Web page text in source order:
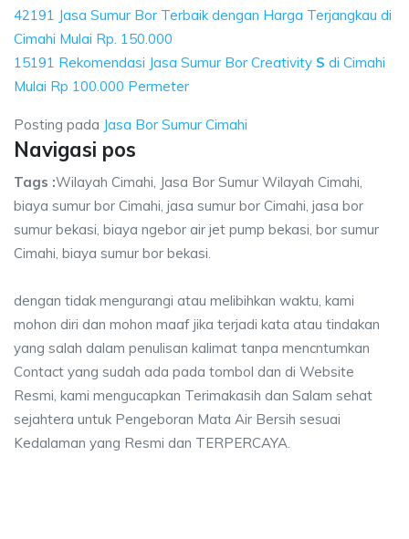
42191 Jasa Sumur Bor Terbaik dengan Harga Terjangkau di
Cimahi Mulai Rp. 150.000
15191 Rekomendasi Jasa Sumur Bor Creativity S di Cimahi
Mulai Rp 100.000 Permeter
Posting pada Jasa Bor Sumur Cimahi
Navigasi pos
Tags :Wilayah Cimahi, Jasa Bor Sumur Wilayah Cimahi,
biaya sumur bor Cimahi, jasa sumur bor Cimahi, jasa bor
sumur bekasi, biaya ngebor air jet pump bekasi, bor sumur
Cimahi, biaya sumur bor bekasi.
dengan tidak mengurangi atau melibihkan waktu, kami
mohon diri dan mohon maaf jika terjadi kata atau tindakan
yang salah dalam penulisan kalimat tanpa mencntumkan
Contact yang sudah ada pada tombol dan di Website
Resmi, kami mengucapkan Terimakasih dan Salam sehat
sejahtera untuk Pengeboran Mata Air Bersih sesuai
Kedalaman yang Resmi dan TERPERCAYA.